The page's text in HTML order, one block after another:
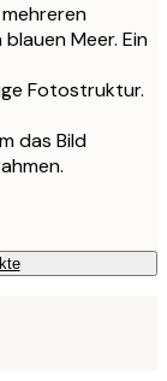
Meer. Ein
Fotostruktur.
das Bild